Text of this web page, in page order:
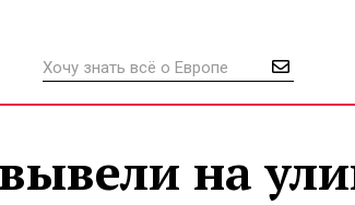
на